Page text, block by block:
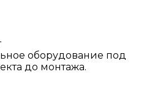
оборудование под
до монтажа.